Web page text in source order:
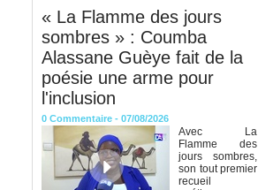
« La Flamme des jours
sombres » : Coumba
Alassane Guèye fait de la
poésie une arme pour
l'inclusion
0 Commentaire - 07/08/2026
Avec La
Flamme des
jours sombres,
son tout premier
recueil